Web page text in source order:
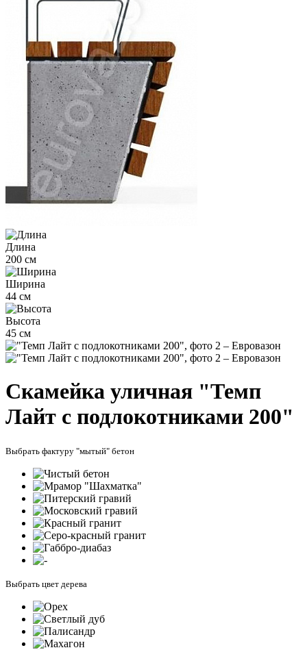
Длина
200 см
Ширина
44 см
Высота
45 см
Скамейка уличная "Темп
Лайт с подлокотниками 200"
Выбрать фактуру "мытый" бетон
Выбрать цвет дерева